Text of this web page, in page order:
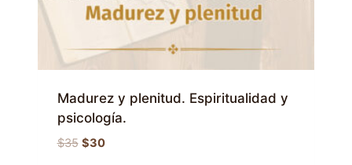
Madurez y plenitud. Espiritualidad y
psicología.
$35 El
$30El